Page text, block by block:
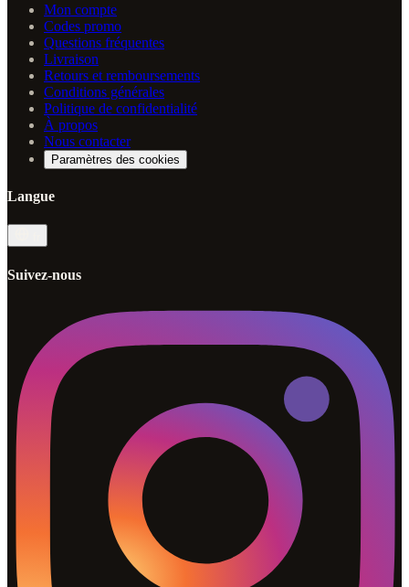
Mon compte
Codes promo
Questions fréquentes
Livraison
Retours et remboursements
Conditions générales
Politique de confidentialité
À propos
Nous contacter
Paramètres des cookies
Langue
Suivez-nous